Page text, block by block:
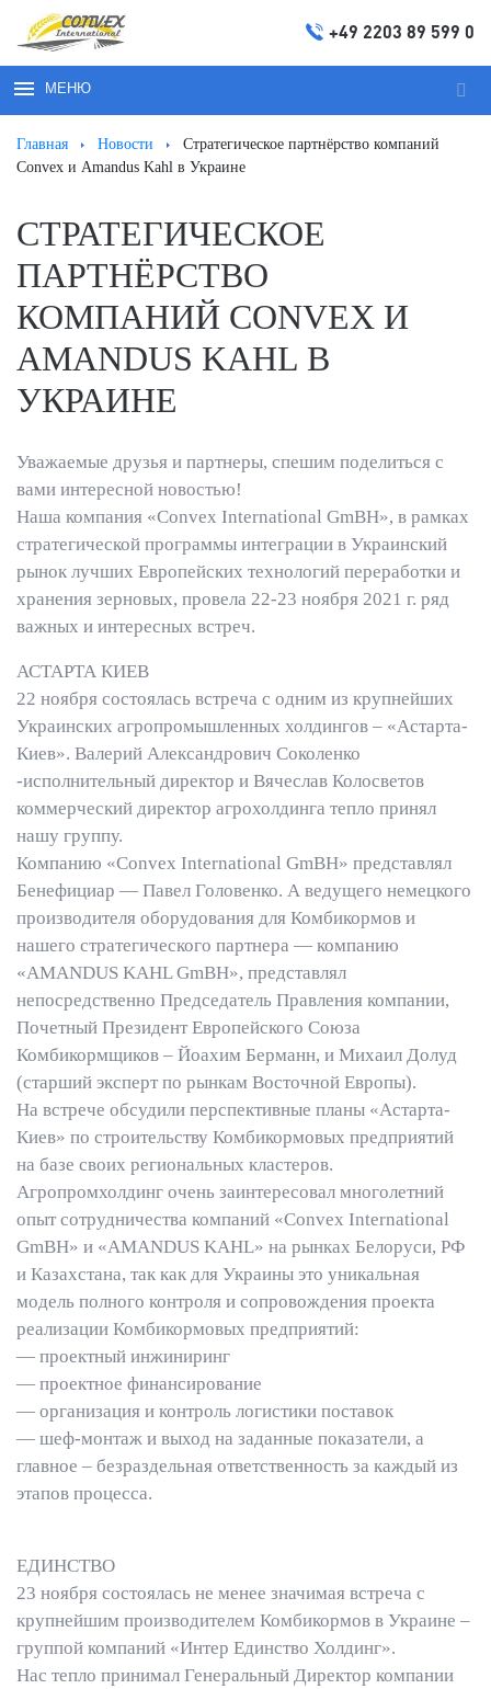
+49 2203 89 599 0
МЕНЮ
Главная Новости
Стратегическое партнёрство компаний
Convex и Amandus Kahl в Украине
СТРАТЕГИЧЕСКОЕ
ПАРТНЁРСТВО
КОМПАНИЙ CONVEX И
AMANDUS KAHL В
УКРАИНЕ
Уважаемые друзья и партнеры, спешим поделиться с
вами интересной новостью!
Наша компания «Convex International GmBH», в рамках
стратегической программы интеграции в Украинский
рынок лучших Европейских технологий переработки и
хранения зерновых, провела 22-23 ноября 2021 г. ряд
важных и интересных встреч.
АСТАРТА КИЕВ
22 ноября состоялась встреча с одним из крупнейших
Украинских агропромышленных холдингов – «Астарта-
Киев». Валерий Александрович Соколенко
-исполнительный директор и Вячеслав Колосветов
коммерческий директор агрохолдинга тепло принял
нашу группу.
Компанию «Convex International GmBH» представлял
Бенефициар — Павел Головенко. А ведущего немецкого
производителя оборудования для Комбикормов и
нашего стратегического партнера — компанию
«AMANDUS KAHL GmBH», представлял
непосредственно Председатель Правления компании,
Почетный Президент Европейского Союза
Комбикормщиков – Йоахим Берманн, и Михаил Долуд
(старший эксперт по рынкам Восточной Европы).
На встрече обсудили перспективные планы «Астарта-
Киев» по строительству Комбикормовых предприятий
на базе своих региональных кластеров.
Агропромхолдинг очень заинтересовал многолетний
опыт сотрудничества компаний «Convex International
GmBH» и «AMANDUS KAHL» на рынках Белоруси, РФ
и Казахстана, так как для Украины это уникальная
модель полного контроля и сопровождения проекта
реализации Комбикормовых предприятий:
— проектный инжиниринг
— проектное финансирование
— организация и контроль логистики поставок
— шеф-монтаж и выход на заданные показатели, а
главное – безраздельная ответственность за каждый из
этапов процесса.
ЕДИНСТВО
23 ноября состоялась не менее значимая встреча с
крупнейшим производителем Комбикормов в Украине –
группой компаний «Интер Единство Холдинг».
Нас тепло принимал Генеральный Директор компании